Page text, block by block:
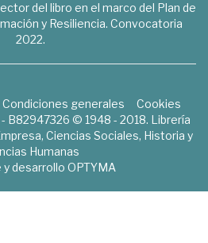
del libro en el marco del Plan de
y Resiliencia. Convocatoria
2022.
Condiciones generales
Cookies
B82947326 © 1948 - 2018. Librería
Ciencias Sociales, Historia y
Humanas
y desarrollo OPTYMA